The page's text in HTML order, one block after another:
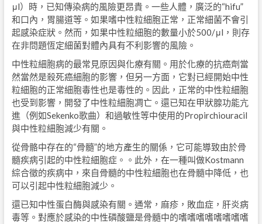
μl）時，已知傳染病的風險更昂貴。一些人體，廣泛的“hifu”
和口內，胃腸道等。如果嗜中性粒細胞正常，正常細菌不會引
起感染症狀。然而，如果中性粒細胞的數量小於500/μl，則存
在非問題恆定細菌對體內具有不利影響的風險。
中性粒細胞病的最常見原因與化療有關。用於化療的抗癌劑當
然當然是殺死癌細胞的影響，但另一方面，它對已經開始中性
粒細胞的正常細胞毒性也是毒性的。因此，正常的中性粒細胞
也受到影響，開發了中性粒細胞凋亡。還已知在甲狀腺功能亢
進（例如Sekenko歌曲）和過敏性等中使用的Propirchiouracil
與中性粒細胞減少有關。
從骨骼中存在的“骨髓”的地方產生的關係，它可能導致由於骨
髓疾病引起的中性粒細胞症。。此外，在一種叫做Kostmann
綜合徵的疾病中，來自骨髓的中性粒細胞也在骨髓中降低，也
可以引起中性粒細胞減少。
還已知中性蛋白酶與感染有關。通常，麻疹，敗血症，肝炎病
毒等。對應於感染的中性磷酸鹽是骨髓中的嗜嗜嗜嗜嗜嗜嗜嗜